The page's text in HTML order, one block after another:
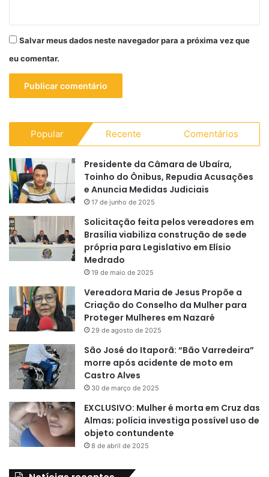
Salvar meus dados neste navegador para a próxima vez que
eu comentar.
Popular Recente Comentários
Presidente da Câmara de Ubaíra,
Toinho do Ônibus, Repudia Acusações
e Anuncia Medidas Judiciais
17 de junho de 2025
Solicitação feita pelos vereadores em
Brasília viabiliza construção de sede
própria para Legislativo em Elísio
Medrado
19 de maio de 2025
Vereadora Maria de Jesus Propõe a
Criação do Conselho da Mulher para
Proteger Mulheres em Nazaré
29 de agosto de 2025
São José do Itaporã: “Bão Varredeira”
morre após acidente de moto em
Castro Alves
30 de março de 2025
EXCLUSIVO: Mulher é morta em Cruz das
Almas; polícia investiga possível uso de
objeto contundente
8 de abril de 2025